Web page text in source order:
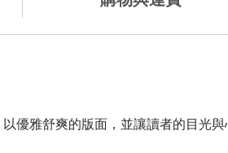
優雅舒爽的版面，並讓讀者的目光與